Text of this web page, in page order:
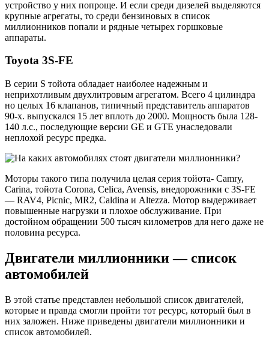
устройство у них попроще. И если среди дизелей выделяются
крупные агрегаты, то среди бензиновых в список
миллионников попали и рядные четырех горшковые
аппараты.
Toyota 3S-FE
В серии S тойота обладает наиболее надежным и
неприхотливым двухлитровым агрегатом. Всего 4 цилиндра
но целых 16 клапанов, типичный представитель аппаратов
90-х. выпускался 15 лет вплоть до 2000. Мощность была 128-
140 л.с., последующие версии GE и GTE унаследовали
неплохой ресурс предка.
Моторы такого типа получила целая серия тойота- Camry,
Carina, тойота Corona, Celica, Avensis, внедорожники с 3S-FE
— RAV4, Picnic, MR2, Caldina и Altezza. Мотор выдерживает
повышенные нагрузки и плохое обслуживание. При
достойном обращении 500 тысяч километров для него даже не
половина ресурса.
Двигатели миллионники — список
автомобилей
В этой статье представлен небольшой список двигателей,
которые и правда смогли пройти тот ресурс, который был в
них заложен. Ниже приведены двигатели миллионники и
список автомобилей.